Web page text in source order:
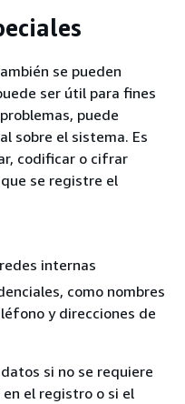
se pueden
ser útil para fines
puede
sobre el sistema. Es
codificar o cifrar
se registre el
internas
como nombres
y direcciones de
si no se requiere
el registro o si el